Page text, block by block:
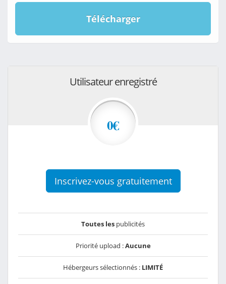
Télécharger
Utilisateur enregistré
0€
Inscrivez-vous gratuitement
Toutes les publicités
Priorité upload :Aucune
Hébergeurs sélectionnés : LIMITÉ